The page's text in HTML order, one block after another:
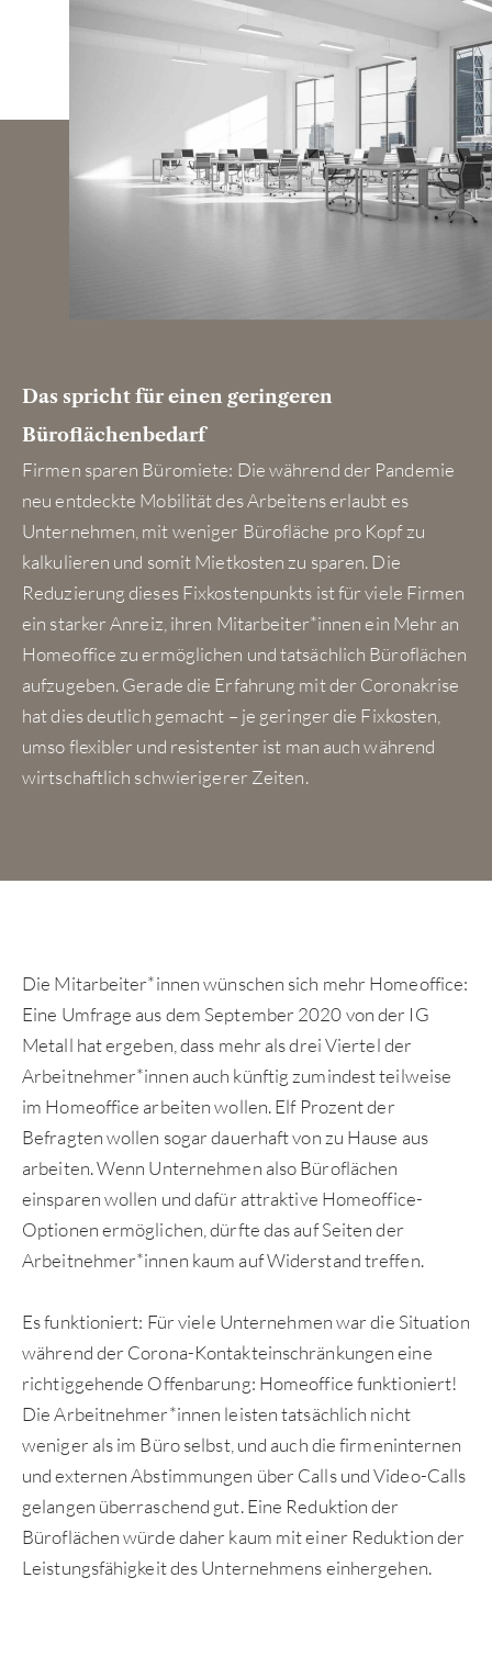
Das spricht für einen geringeren
Büroflächenbedarf
Firmen sparen Büromiete: Die während der Pandemie
neu entdeckte Mobilität des Arbeitens erlaubt es
Unternehmen, mit weniger Bürofläche pro Kopf zu
kalkulieren und somit Mietkosten zu sparen. Die
Reduzierung dieses Fixkostenpunkts ist für viele Firmen
ein starker Anreiz, ihren Mitarbeiter*innen ein Mehr an
Homeoffice zu ermöglichen und tatsächlich Büroflächen
aufzugeben. Gerade die Erfahrung mit der Coronakrise
hat dies deutlich gemacht – je geringer die Fixkosten,
umso flexibler und resistenter ist man auch während
wirtschaftlich schwierigerer Zeiten.
Die Mitarbeiter*innen wünschen sich mehr Homeoffice:
Eine Umfrage aus dem September 2020 von der IG
Metall hat ergeben, dass mehr als drei Viertel der
Arbeitnehmer*innen auch künftig zumindest teilweise
im Homeoffice arbeiten wollen. Elf Prozent der
Befragten wollen sogar dauerhaft von zu Hause aus
arbeiten. Wenn Unternehmen also Büroflächen
einsparen wollen und dafür attraktive Homeoffice-
Optionen ermöglichen, dürfte das auf Seiten der
Arbeitnehmer*innen kaum auf Widerstand treffen.
Es funktioniert: Für viele Unternehmen war die Situation
während der Corona-Kontakteinschränkungen eine
richtiggehende Offenbarung: Homeoffice funktioniert!
Die Arbeitnehmer*innen leisten tatsächlich nicht
weniger als im Büro selbst, und auch die firmeninternen
und externen Abstimmungen über Calls und Video-Calls
gelangen überraschend gut. Eine Reduktion der
Büroflächen würde daher kaum mit einer Reduktion der
Leistungsfähigkeit des Unternehmens einhergehen.